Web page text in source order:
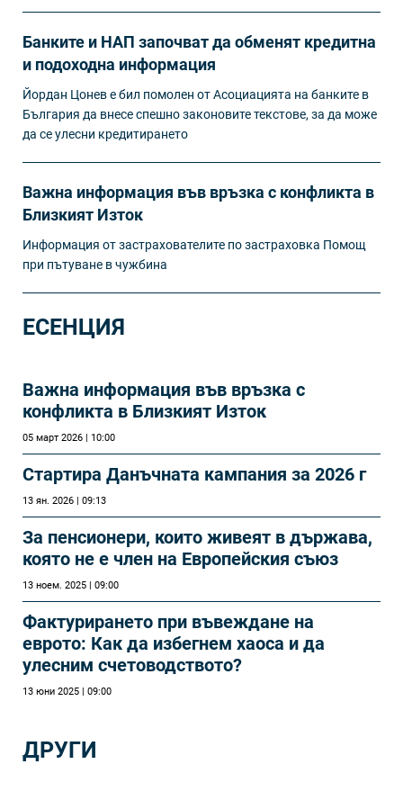
Банките и НАП започват да обменят кредитна
и подоходна информация
Йордан Цонев е бил помолен от Асоциацията на банките в
България да внесе спешно законовите текстове, за да може
да се улесни кредитирането
Важна информация във връзка с конфликта в
Близкият Изток
Информация от застрахователите по застраховка Помощ
при пътуване в чужбина
ЕСЕНЦИЯ
Важна информация във връзка с
конфликта в Близкият Изток
05 март 2026 | 10:00
Стартира Данъчната кампания за 2026 г
13 ян. 2026 | 09:13
За пенсионери, които живеят в държава,
която не е член на Европейския съюз
13 ноем. 2025 | 09:00
Фактурирането при въвеждане на
еврото: Как да избегнем хаоса и да
улесним счетоводството?
13 юни 2025 | 09:00
ДРУГИ